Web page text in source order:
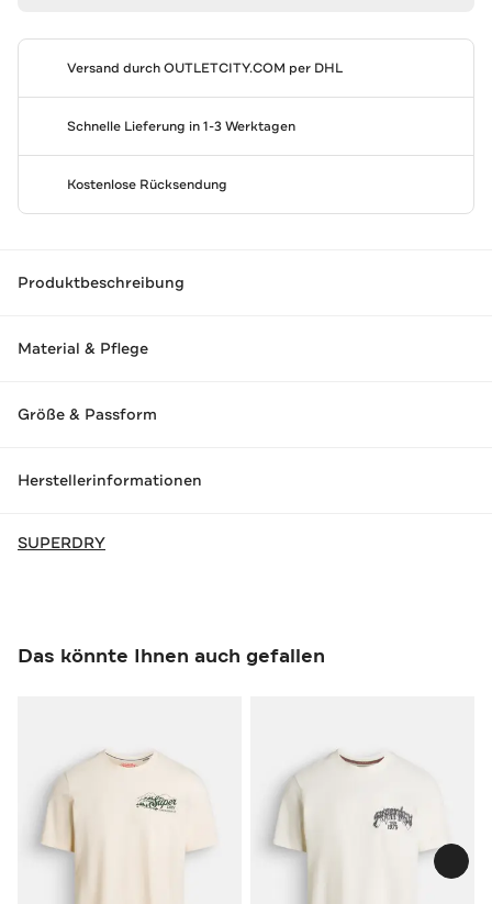
Versand durchOUTLETCITY.COM per DHL
Schnelle Lieferung in 1-3 Werktagen
Kostenlose Rücksendung
Produktbeschreibung
Material & Pflege
Größe & Passform
Herstellerinformationen
SUPERDRY
Das könnte Ihnen auch gefallen